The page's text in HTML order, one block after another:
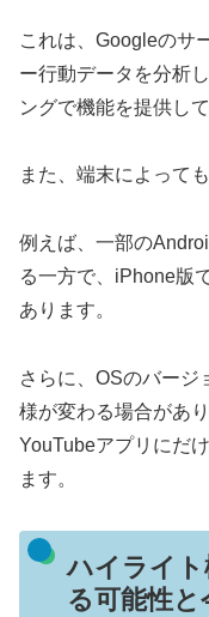
これは、Googleのサ
ー行動データを分析
ングで機能を提供し
また、端末によって
例えば、一部の
る一方で、iPhone版
あります。
さらに、OSのバージ
様が変わる場合があ
YouTubeアプリにだ
ます。
ハイライ
る可能性と